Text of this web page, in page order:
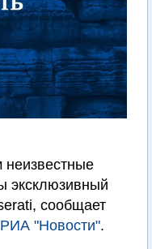
неизвестные
эксклюзивный
сообщает
РИА "Новости".